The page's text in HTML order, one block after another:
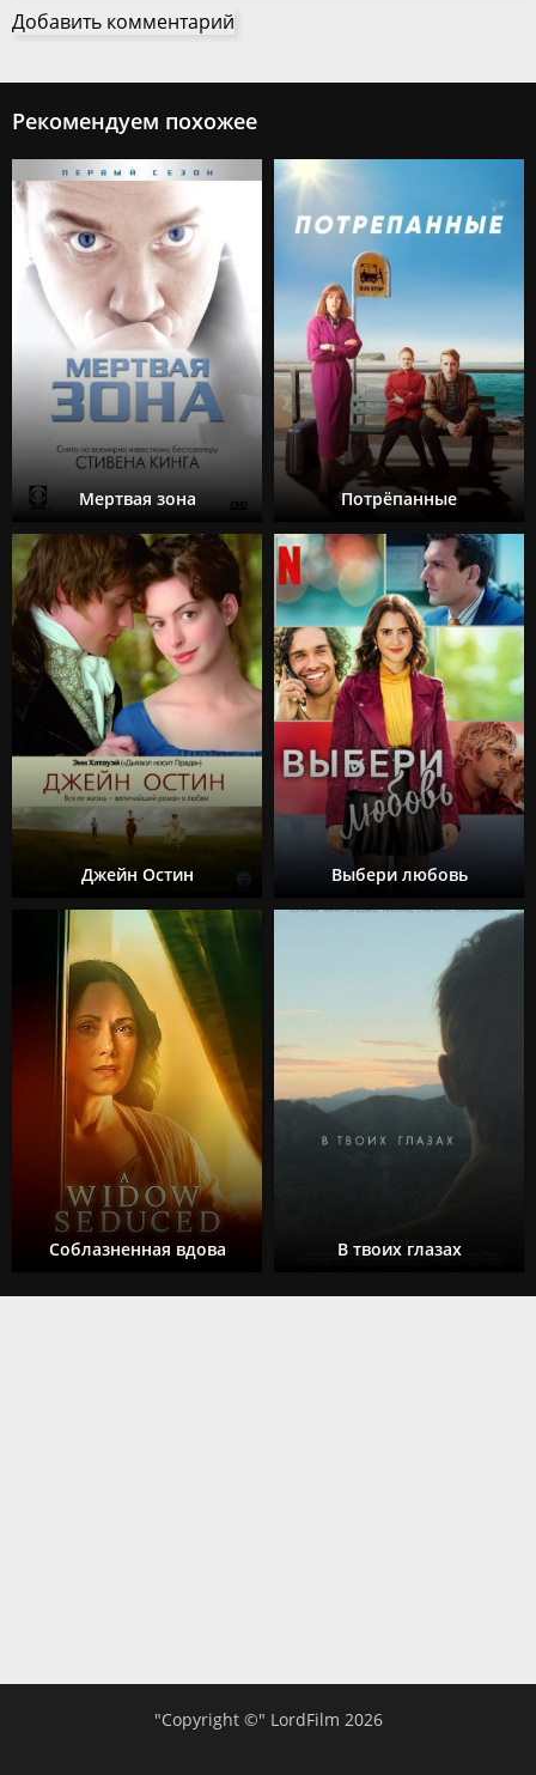
Добавить комментарий
Рекомендуем похожее
Мертвая зона Потрёпанные
Джейн Остин Выбери любовь
Соблазненная вдова В твоих глазах
"Copyright ©" LordFilm 2026